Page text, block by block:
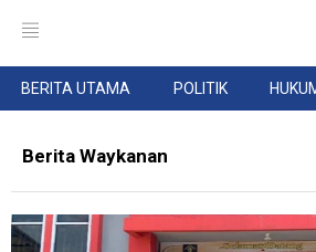
BERITA UTAMA POLITIK
Berita Waykanan